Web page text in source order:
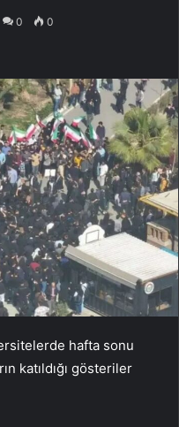
0 0
hafta sonu
katıldığı gösteriler